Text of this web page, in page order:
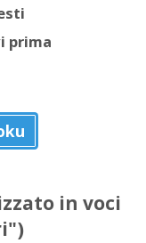
prima
in voci